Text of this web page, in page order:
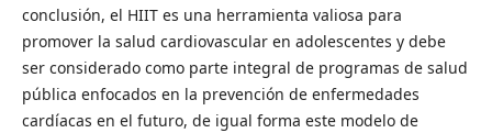
conclusión, el HIIT es una herramienta valiosa para
promover la salud cardiovascular en adolescentes y debe
ser considerado como parte integral de programas de salud
pública enfocados en la prevención de enfermedades
cardíacas en el futuro, de igual forma este modelo de